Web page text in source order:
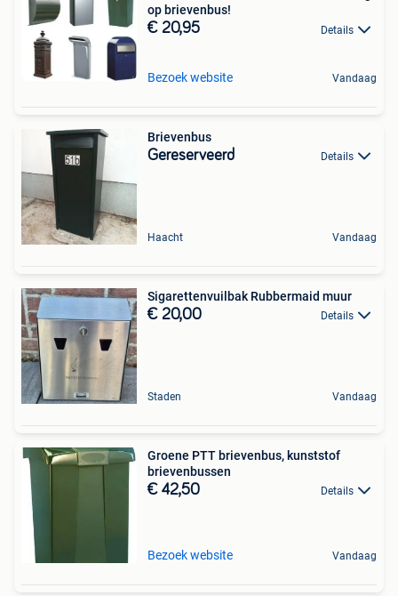
op brievenbus!
€ 20,95 Details
Bezoek website Vandaag
Brievenbus
Gereserveerd Details
Haacht Vandaag
Sigarettenvuilbak Rubbermaid muur
€ 20,00 Details
Staden Vandaag
Groene PTT brievenbus, kunststof
brievenbussen
€ 42,50 Details
Bezoek website Vandaag